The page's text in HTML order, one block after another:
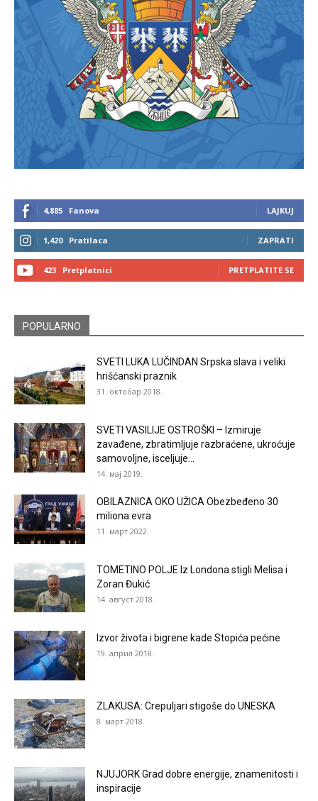
4,885 Fanova LAJKUJ
1,420 Pratilaca ZAPRATI
423 Pretplatnici PRETPLATITE SE
POPULARNO
SVETI LUKA LUČINDAN Srpska slava i veliki
hrišćanski praznik
31. октобар 2018.
SVETI VASILIJE OSTROŠKI – Izmiruje
zavađene, zbratimljuje razbraćene, ukroćuje
samovoljne, isceljuje...
14. мај 2019.
OBILAZNICA OKO UŽICA Obezbeđeno 30
miliona evra
11. март 2022.
TOMETINO POLJE Iz Londona stigli Melisa i
Zoran Đukić
14. август 2018.
Izvor života i bigrene kade Stopića pećine
19. април 2018.
ZLAKUSA: Crepuljari stigoše do UNESKA
8. март 2018.
NJUJORK Grad dobre energije, znamenitosti i
inspiracije